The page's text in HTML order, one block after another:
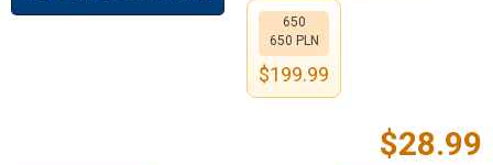
$28.99
650
650 PLN
$199.99